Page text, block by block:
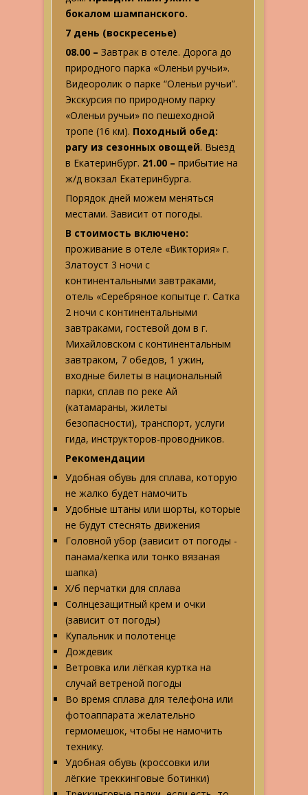
бокалом шампанского.
7 день (воскресенье)
08.00 – Завтрак в отеле. Дорога до
природного парка «Оленьи ручьи».
Видеоролик о парке “Оленьи ручьи”.
Экскурсия по природному парку
«Оленьи ручьи» по пешеходной
тропе (16 км). Походный обед:
рагу из сезонных овощей. Выезд
в Екатеринбург. 21.00 – прибытие на
ж/д вокзал Екатеринбурга.
Порядок дней можем меняться
местами. Зависит от погоды.
В стоимость включено:
проживание в отеле «Виктория» г.
Златоуст 3 ночи с
континентальными завтраками,
отель «Серебряное копытце г. Сатка
2 ночи с континентальными
завтраками, гостевой дом в г.
Михайловском с континентальным
завтраком, 7 обедов, 1 ужин,
входные билеты в национальный
парки, сплав по реке Ай
(катамараны, жилеты
безопасности), транспорт, услуги
гида, инструкторов-проводников.
Рекомендации
Удобная обувь для сплава, которую
не жалко будет намочить
Удобные штаны или шорты, которые
не будут стеснять движения
Головной убор (зависит от погоды -
панама/кепка или тонко вязаная
шапка)
Х/б перчатки для сплава
Солнцезащитный крем и очки
(зависит от погоды)
Купальник и полотенце
Дождевик
Ветровка или лёгкая куртка на
случай ветреной погоды
Во время сплава для телефона или
фотоаппарата желательно
гермомешок, чтобы не намочить
технику.
Удобная обувь (кроссовки или
лёгкие треккинговые ботинки)